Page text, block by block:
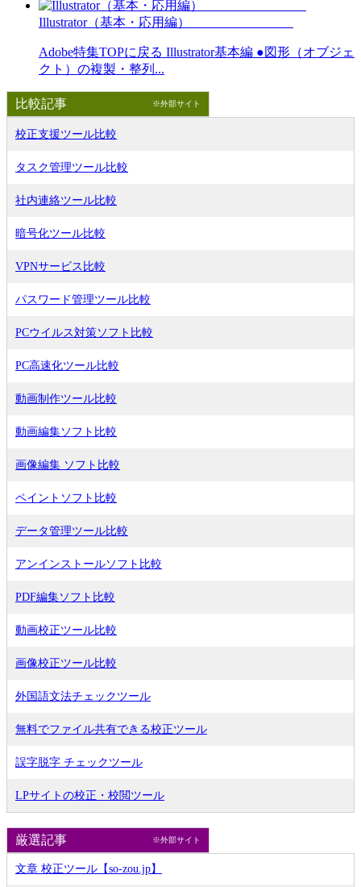
Illustrator（基本・応用編）
Adobe特集TOPに戻る Illustrator基本編 ●図形（オブジェ
クト）の複製・整列...
比較記事 ※外部サイト
校正支援ツール比較
タスク管理ツール比較
社内連絡ツール比較
暗号化ツール比較
VPNサービス比較
パスワード管理ツール比較
PCウイルス対策ソフト比較
PC高速化ツール比較
動画制作ツール比較
動画編集ソフト比較
画像編集 ソフト比較
ペイントソフト比較
データ管理ツール比較
アンインストールソフト比較
PDF編集ソフト比較
動画校正ツール比較
画像校正ツール比較
外国語文法チェックツール
無料でファイル共有できる校正ツール
誤字脱字 チェックツール
LPサイトの校正・校閲ツール
厳選記事 ※外部サイト
文章 校正ツール【so-zou.jp】